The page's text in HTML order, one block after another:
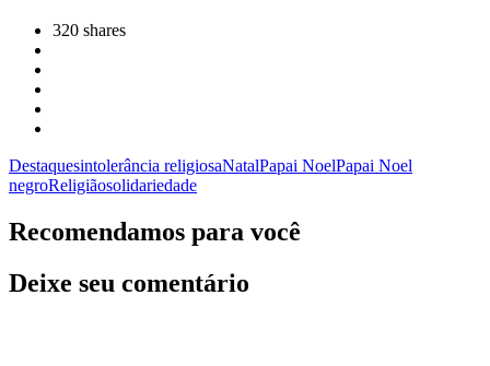
320 shares
Destaquesintolerância religiosaNatalPapai NoelPapai Noel
negroReligiãosolidariedade
Recomendamos para você
Deixe seu comentário